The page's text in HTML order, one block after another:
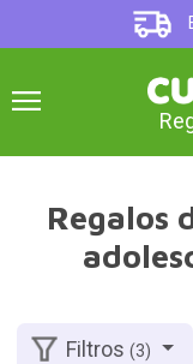
Regalos
Filtros(3)